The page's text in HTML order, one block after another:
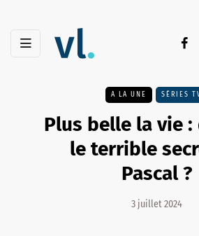
A LA UNE SÉRIES
Plus belle la vie
le terrible
Pascal ?
3 juillet 2024